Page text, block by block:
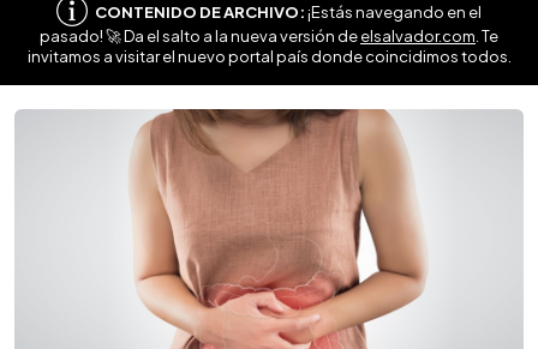
CONTENIDO DE ARCHIVO:¡Estás navegando en el
pasado! 🚀 Da el salto a la nueva versión deelsalvador.com . Te
invitamos a visitar el nuevo portal país donde coincidimos todos.